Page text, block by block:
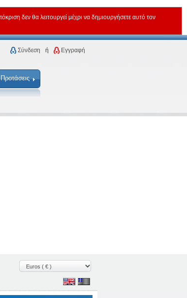
δεν θα λειτουργεί μέχρι να δημιουργήσετε αυτό τον
Σύνδεση ή Εγγραφή
Προτάσεις